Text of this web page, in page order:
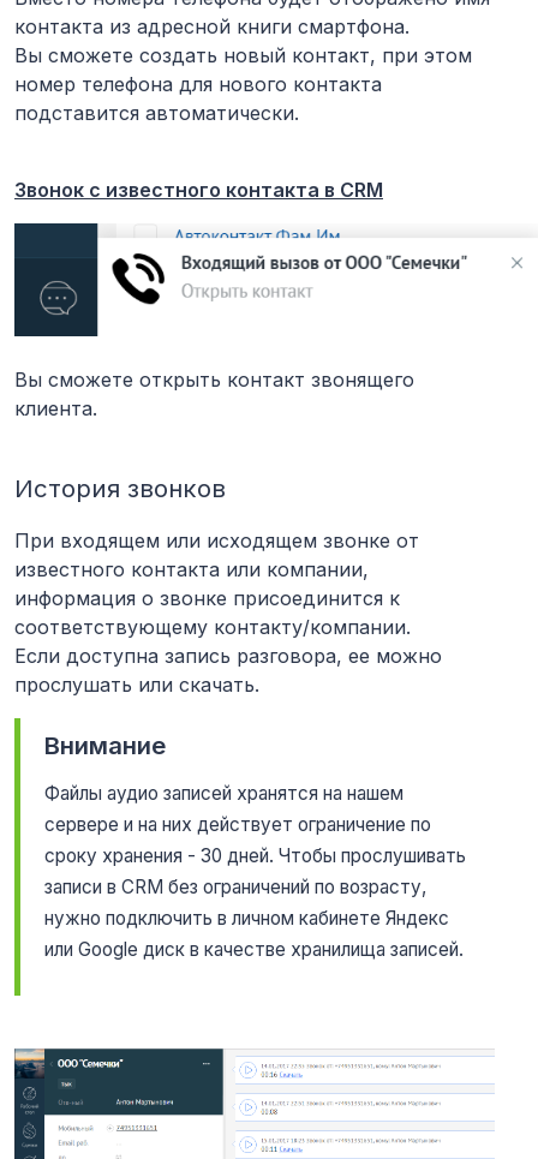
контакта из адресной книги смартфона.
Вы сможете создать новый контакт, при этом
номер телефона для нового контакта
подставится автоматически.
Звонок с известного контакта в CRM
Вы сможете открыть контакт звонящего
клиента.
История звонков
При входящем или исходящем звонке от
известного контакта или компании,
информация о звонке присоединится к
соответствующему контакту/компании.
Если доступна запись разговора, ее можно
прослушать или скачать.
Внимание
Файлы аудио записей хранятся на нашем
сервере и на них действует ограничение по
сроку хранения - 30 дней. Чтобы прослушивать
записи в CRM без ограничений по возрасту,
нужно подключить в личном кабинете Яндекс
или Google диск в качестве хранилища записей.